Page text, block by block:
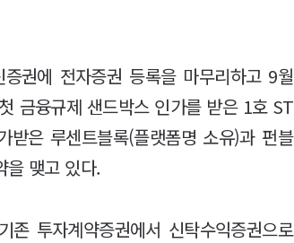
권에 전자증권 등록을 마무리하고 9월
금융규제 샌드박스 인가를 받은 1호 ST
받은 루센트블록(플랫폼명 소유)과 펀블
을 맺고 있다.
투자계약증권에서 신탁수익증권으로